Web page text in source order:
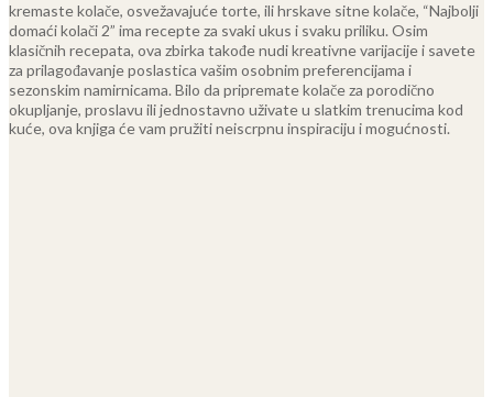
kremaste kolače, osvežavajuće torte, ili hrskave sitne kolače, “Najbolji
domaći kolači 2” ima recepte za svaki ukus i svaku priliku. Osim
klasičnih recepata, ova zbirka takođe nudi kreativne varijacije i savete
za prilagođavanje poslastica vašim osobnim preferencijama i
sezonskim namirnicama. Bilo da pripremate kolače za porodično
okupljanje, proslavu ili jednostavno uživate u slatkim trenucima kod
kuće, ova knjiga će vam pružiti neiscrpnu inspiraciju i mogućnosti.